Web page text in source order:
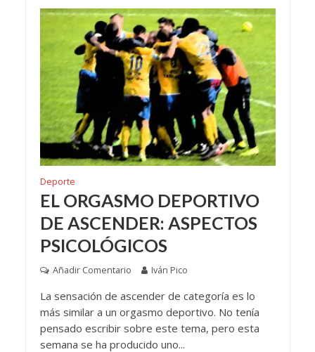
Deporte
EL ORGASMO DEPORTIVO
DE ASCENDER: ASPECTOS
PSICOLÓGICOS
Añadir Comentario Iván Pico
La sensación de ascender de categoría es lo
más similar a un orgasmo deportivo. No tenía
pensado escribir sobre este tema, pero esta
semana se ha producido uno...